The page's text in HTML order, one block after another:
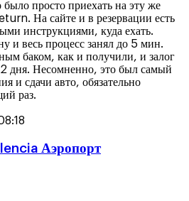
было просто приехать на эту же
На сайте и в резервации есть
инструкциями, куда ехать.
и весь процесс занял до 5 мин.
баком, как и получили, и залог
2 дня. Несомненно, это был самый
и сдачи авто, обязательно
раз.
Аэропорт